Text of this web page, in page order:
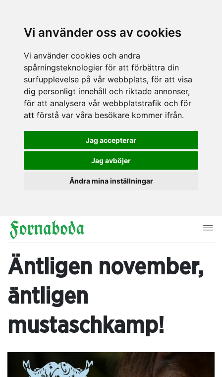
Vi använder oss av cookies
Vi använder cookies och andra
spårningsteknologier för att förbättra din
surfupplevelse på vår webbplats, för att visa
dig personligt innehåll och riktade annonser,
för att analysera vår webbplatstrafik och för
att förstå var våra besökare kommer ifrån.
Jag accepterar
Jag avböjer
Ändra mina inställningar
Äntligen november,
äntligen
mustaschkamp!